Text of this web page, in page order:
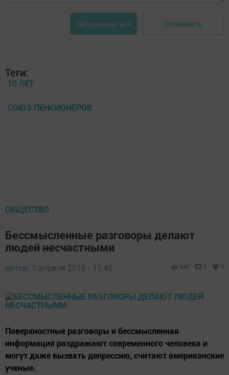
Авторизоваться Отправить
Теги:
10 ЛЕТ
СОЮЗ ПЕНСИОНЕРОВ
ОБЩЕСТВО
Бессмысленные разговоры делают
людей несчастными
автор, 1 апреля 2016 - 11:45 996 0 0
Поверхностные разговоры и бессмысленная
информация раздражают современного человека и
могут даже вызвать депрессию, считают американские
ученые.